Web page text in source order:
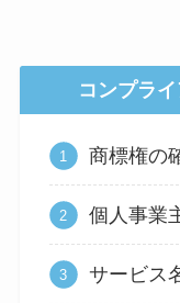
コンプラ
商標権の
個人事業
サービス